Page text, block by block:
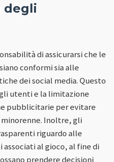
degli
di assicurarsi che le
conformi sia alle
dei social media. Questo
utenti e la limitazione
pubblicitarie per evitare
Inoltre, gli
riguardo alle
al gioco, al fine di
prendere decisioni